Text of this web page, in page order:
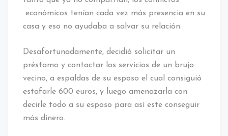
económicos tenían cada vez más presencia en su
casa y eso no ayudaba a salvar su relación.
Desafortunadamente, decidió solicitar un
préstamo y contactar los servicios de un brujo
vecino, a espaldas de su esposo el cual consiguió
estafarle 600 euros, y luego amenazarla con
decirle todo a su esposo para así este conseguir
más dinero.